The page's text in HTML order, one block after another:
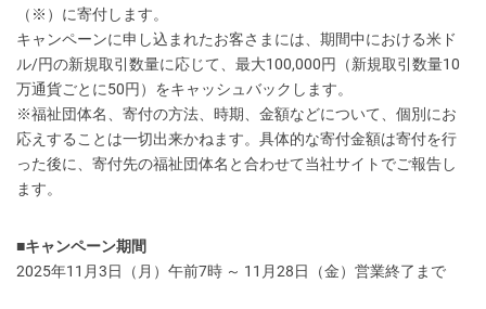
（※）に寄付します。
キャンペーンに申し込まれたお客さまには、期間中における米ド
ル/円の新規取引数量に応じて、最大100,000円（新規取引数量10
万通貨ごとに50円）をキャッシュバックします。
※福祉団体名、寄付の方法、時期、金額などについて、個別にお
応えすることは一切出来かねます。具体的な寄付金額は寄付を行
った後に、寄付先の福祉団体名と合わせて当社サイトでご報告し
ます。
■キャンペーン期間
2025年11月3日（月）午前7時 ～ 11月28日（金）営業終了まで